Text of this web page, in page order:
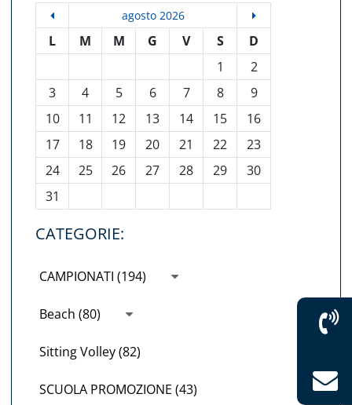
agosto 2026
L M M G V S
D
1
2
3
4 5 6 7 8
9
10
11 12 13 14 15
16
17
18 19 20 21 22
23
24
25 26 27 28 29
30
31
CATEGORIE:
CAMPIONATI (194)
Beach (80)
Sitting Volley (82)
SCUOLA PROMOZIONE (43)